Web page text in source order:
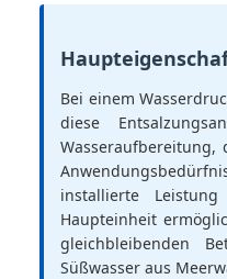
Bei einem
diese
Wasseraufbereitung,
installierte
Haupteinheit
gleichbleibenden
Süßwasser aus